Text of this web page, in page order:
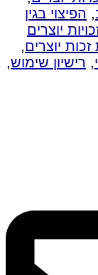
, הפיצוי בגין
יוצרים
זכות יוצרים,
, רישיון שימוש,